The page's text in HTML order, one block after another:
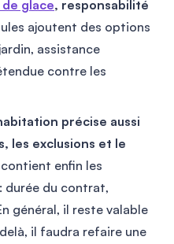
glace, responsabilité
ajoutent des options
assistance
contre les
précise aussi
les exclusions et le
enfin les
durée du contrat,
général, il reste valable
il faudra refaire une